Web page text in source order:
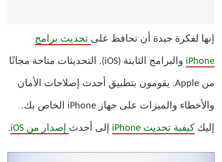
إنها لفكرة جيدة أن تحافظ على تحديث برامج
iPhone والبرامج الثابتة (iOS). التحديثات متاحة مجانًا
من Apple. يقومون بتطبيق أحدث إصلاحات الأمان
والأخطاء والميزات على جهاز iPhone الخاص بك.
إليك كيفية تحديث iPhone إلى أحدث إصدار من iOS .